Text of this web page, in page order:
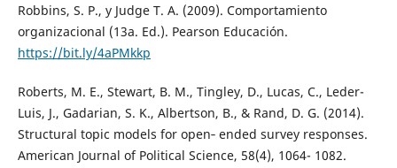
Robbins, S. P., y Judge T. A. (2009). Comportamiento
organizacional (13a. Ed.). Pearson Educación.
https://bit.ly/4aPMkkp
Roberts, M. E., Stewart, B. M., Tingley, D., Lucas, C., Leder-
Luis, J., Gadarian, S. K., Albertson, B., & Rand, D. G. (2014).
Structural topic models for open‐ ended survey responses.
American Journal of Political Science, 58(4), 1064- 1082.